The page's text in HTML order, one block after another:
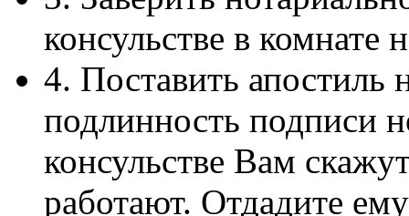
консульстве в комнате
4. Поставить апостиль
подлинность подписи
консульстве Вам
работают. Отдадите